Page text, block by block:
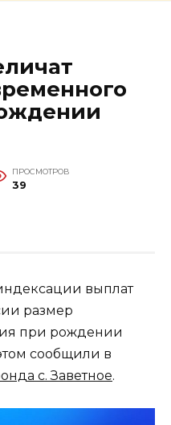
ПРОСМОТРОВ
39
выплат
размер
при рождении
сообщили в
с. Заветное.